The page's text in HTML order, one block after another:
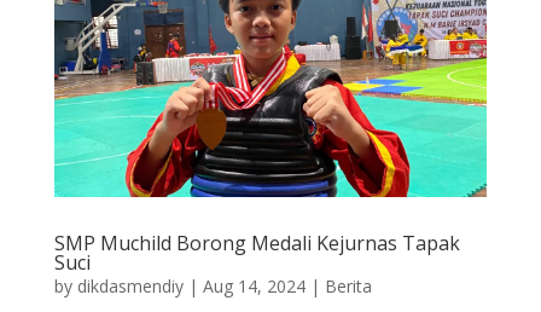
SMP Muchild Borong Medali Kejurnas Tapak
Suci
by dikdasmendiy| Aug 14, 2024| Berita